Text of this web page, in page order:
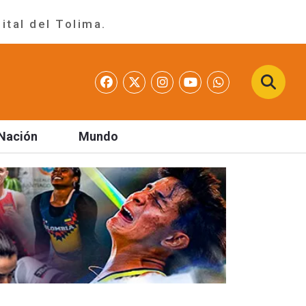
del Tolima.
Mundo